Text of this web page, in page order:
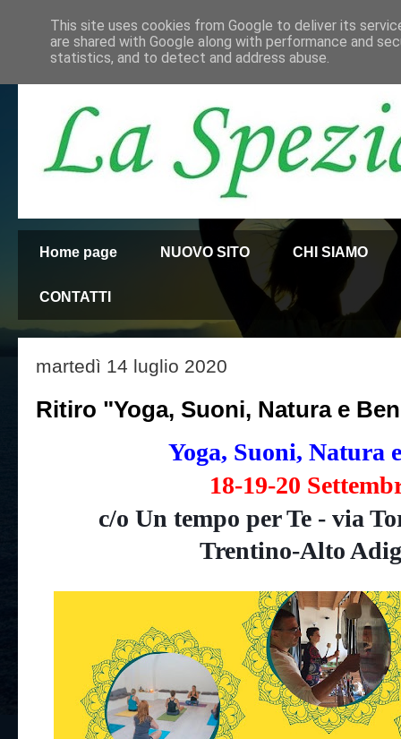
Home page NUOVO SITO CHI SIAMO
CONTATTI
martedì 14 luglio 2020
Ritiro "Yoga, Suoni, Natura e
Yoga, Suoni, Natura
18-19-20
c/o Un tempo per Te - via
Trentino-Alto
This site uses cookies from Google to deliver its
are shared with Google along with performance and
statistics, and to detect and address abuse.